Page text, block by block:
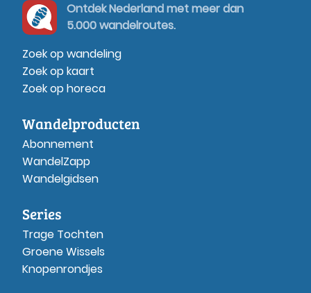
Ontdek Nederland met meer dan
5.000 wandelroutes.
Zoek op wandeling
Zoek op kaart
Zoek op horeca
Wandelproducten
Abonnement
WandelZapp
Wandelgidsen
Series
Trage Tochten
Groene Wissels
Knopenrondjes